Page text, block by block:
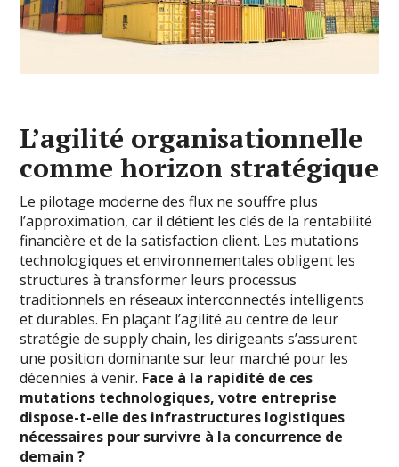
L’agilité organisationnelle
comme horizon stratégique
Le pilotage moderne des flux ne souffre plus
l’approximation, car il détient les clés de la rentabilité
financière et de la satisfaction client. Les mutations
technologiques et environnementales obligent les
structures à transformer leurs processus
traditionnels en réseaux interconnectés intelligents
et durables. En plaçant l’agilité au centre de leur
stratégie de supply chain, les dirigeants s’assurent
une position dominante sur leur marché pour les
décennies à venir. Face à la rapidité de ces
mutations technologiques, votre entreprise
dispose-t-elle des infrastructures logistiques
nécessaires pour survivre à la concurrence de
demain ?